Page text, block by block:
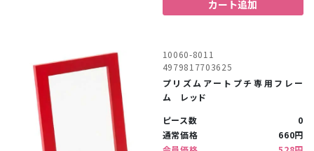
カート追加
10060-8011
4979817703625
プリズムアートプチ専用フレー
ム レッド
ピース数
0
通常価格
660円